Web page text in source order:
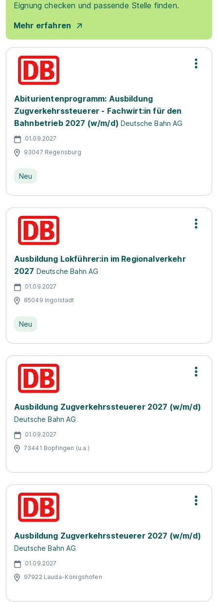
Eignung checken und passende Stelle finden.
Mehr erfahren
Abiturientenprogramm: Ausbildung
Zugverkehrssteuerer - Fachwirt:in für den
Bahnbetrieb 2027 (w/m/d) Deutsche Bahn AG
01.09.2027
93047 Regensburg
Neu
Ausbildung Lokführer:in im Regionalverkehr
2027 Deutsche Bahn AG
01.09.2027
85049 Ingolstadt
Neu
Ausbildung Zugverkehrssteuerer 2027 (w/m/d)
Deutsche Bahn AG
01.09.2027
73441 Bopfingen (u.a.)
Ausbildung Zugverkehrssteuerer 2027 (w/m/d)
Deutsche Bahn AG
01.09.2027
97922 Lauda-Königshofen